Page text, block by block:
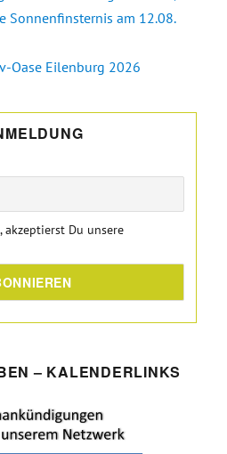
Sonnenfinsternis am 12.08.
Oase Eilenburg 2026
akzeptierst Du unsere
– KALENDERLINKS